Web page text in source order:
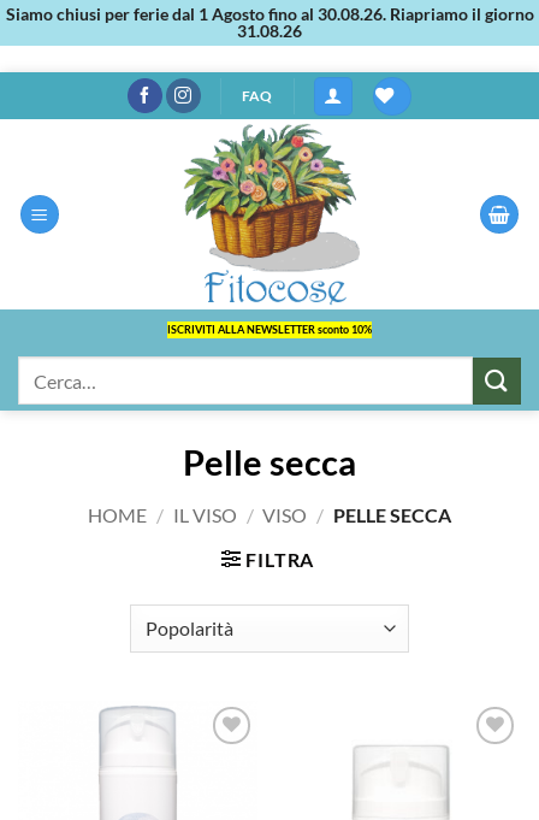
Siamo chiusi per ferie dal 1 Agosto fino al 30.08.26. Riapriamo il giorno
31.08.26
ai
FAQ
ISCRIVITI ALLA NEWSLETTER sconto 10%
Pelle secca
HOME / IL VISO / VISO / PELLE SECCA
FILTRA